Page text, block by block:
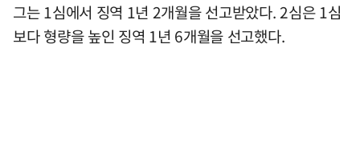
그는 1심에서 징역 1년 2개월을 선고받았다. 2심은 1심
보다 형량을 높인 징역 1년 6개월을 선고했다.